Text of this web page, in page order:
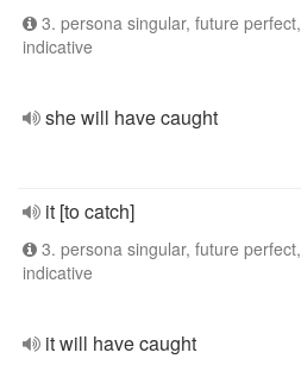
3. persona singular, future perfect,
indicative
she will have caught
it [to catch]
3. persona singular, future perfect,
indicative
it will have caught